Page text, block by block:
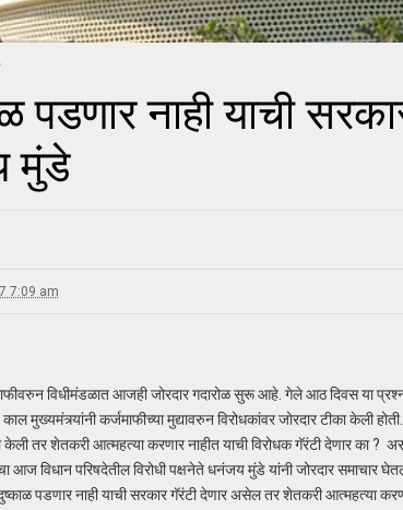
पडणार नाही याची
मुंडे
7:09 am
विधीमंडळात आजही जोरदार गदारोळ सुरू आहे. गेले आठ दिवस या
मुख्यमंत्र्यांनी कर्जमाफीच्या मुद्यावरुन विरोधकांवर जोरदार टीका केली
तर शेतकरी आत्महत्या करणार नाहीत याची विरोधक गॅरंटी देणार का ?
आज विधान परिषदेतील विरोधी पक्षनेते धनंजय मुंडे यांनी जोरदार समाचार
पडणार नाही याची सरकार गॅरंटी देणार असेल तर शेतकरी आत्महत्या